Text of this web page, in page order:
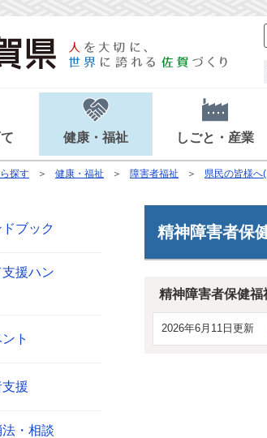
健康・福祉 しごと・産業
探す 健康・福祉 障害者福祉 県民の皆様へ
精神障害者保
精神障害者保健
2026年6月11日更新
ブック
援ハン
ト
援
・相談